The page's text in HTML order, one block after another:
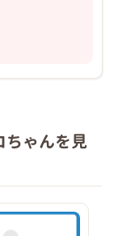
ちゃんを見